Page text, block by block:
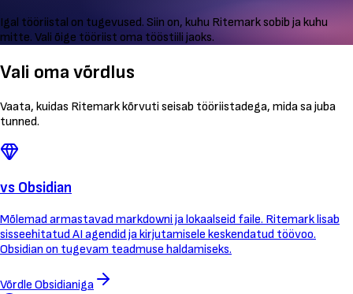
Igal tööriistal on tugevused. Siin on, kuhu Ritemark sobib ja kuhu
mitte. Vali õige tööriist oma tööstiili jaoks.
Vali oma võrdlus
Vaata, kuidas Ritemark kõrvuti seisab tööriistadega, mida sa juba
tunned.
vs Obsidian
Mõlemad armastavad markdowni ja lokaalseid faile. Ritemark lisab
sisseehitatud AI agendid ja kirjutamisele keskendatud töövoo.
Obsidian on tugevam teadmuse haldamiseks.
Võrdle Obsidianiga